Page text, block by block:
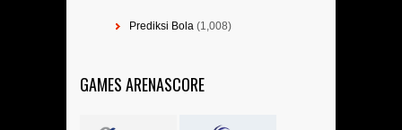
Prediksi Bola (1,008)
GAMES ARENASCORE